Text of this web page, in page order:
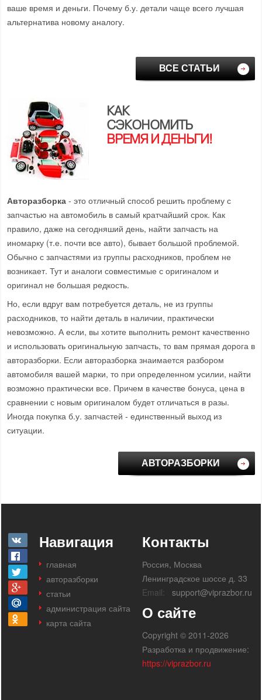
ваше время и деньги. Почему б.у. детали чаще всего лучшая
альтернатива новому аналогу.
ВСЕ СТАТЬИ
КАК
СЭКОНОМИТЬ
ВРЕМЯ И ДЕНЬГИ!
Авторазборка - это отличный способ решить проблему с
запчастью на автомобиль в самый кратчайший срок. Как
правило, даже на сегодняший день, найти запчасть на
иномарку (т.е. почти все авто), бывает большой проблемой.
Обычно с запчастями из группы расходников, проблем не
возникает. Тут и аналоги совместимые с оригиналом и
оригинал не большая редкость.
Но, если вдруг вам потребуется деталь, не из группы
расходников, то найти деталь в наличии, практически
невозможно. А если, вы хотите выполнить ремонт качественно
и использовать оригинальную запчасть, то вам прямая дорога в
авторазборки. Если авторазборка знаимается разбором
автомобиля вашей марки, то при определенном усилии, найти
возможно практически все. Причем в качестве бонуса, цена в
сравнении с новым оригиналом будет отличаться в разы.
Иногда покупка б.у. запчастей - единственный выход из
ситуации.
АВТОРАЗБОРКИ
Навигация
главная
авторазборки
статьи
администрация сайта
карта сайта
Контакты
Россия, Москва
Ленинградское шоссе д. 33
Email:
support@viprazbor.ru
О сайте
Copyright © 2011-2026
Разработка и продвижение:
https://viprazbor.ru